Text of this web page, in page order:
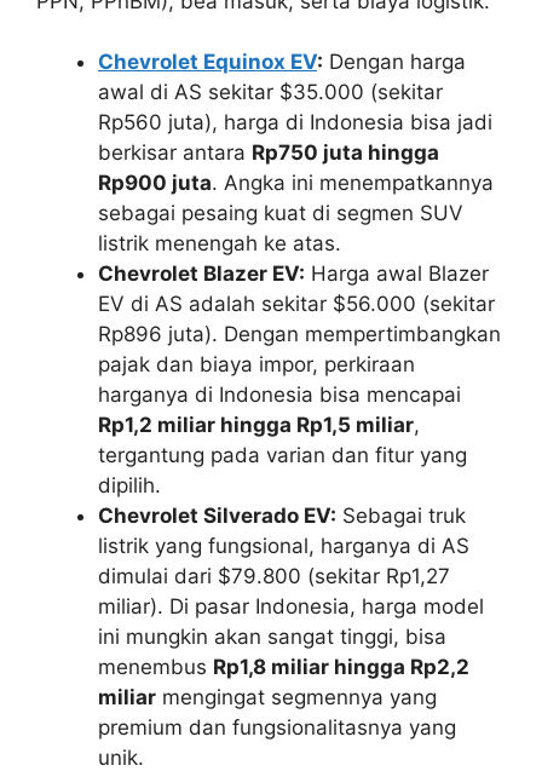
Chevrolet Equinox EV: Dengan harga
awal di AS sekitar $35.000 (sekitar
Rp560 juta), harga di Indonesia bisa jadi
berkisar antara Rp750 juta hingga
Rp900 juta. Angka ini menempatkannya
sebagai pesaing kuat di segmen SUV
listrik menengah ke atas.
Chevrolet Blazer EV: Harga awal Blazer
EV di AS adalah sekitar $56.000 (sekitar
Rp896 juta). Dengan mempertimbangkan
pajak dan biaya impor, perkiraan
harganya di Indonesia bisa mencapai
Rp1,2 miliar hingga Rp1,5 miliar,
tergantung pada varian dan fitur yang
dipilih.
Chevrolet Silverado EV: Sebagai truk
listrik yang fungsional, harganya di AS
dimulai dari $79.800 (sekitar Rp1,27
miliar). Di pasar Indonesia, harga model
ini mungkin akan sangat tinggi, bisa
menembus Rp1,8 miliar hingga Rp2,2
miliar mengingat segmennya yang
premium dan fungsionalitasnya yang
unik.